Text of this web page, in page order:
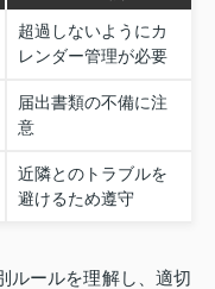
超過しないようにカ
レンダー管理が必要
届出書類の不備に注
意
近隣とのトラブルを
避けるため遵守
ルールを理解し、適切